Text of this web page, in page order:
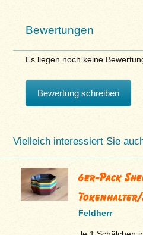
Bewertungen
Es liegen noch keine
Bewertung schreiben
Vielleich interessiert Sie
6er-Pack
Tokenhalter/
Feldherr